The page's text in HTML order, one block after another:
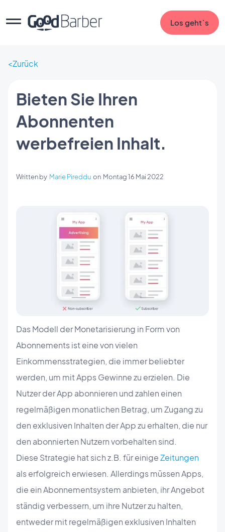
Los geht`s
Zurück
Bieten Sie Ihren
Abonnenten
werbefreien Inhalt.
Written by Marie Pireddu on Montag 16 Mai 2022
Das Modell der Monetarisierung in Form von
Abonnements ist eine von vielen
Einkommensstrategien, die immer beliebter
werden, um mit Apps Gewinne zu erzielen. Die
Nutzer der App abonnieren und zahlen einen
regelmäßigen monatlichen Betrag, um Zugang zu
den exklusiven Inhalten der App zu erhalten, die nur
den abonnierten Nutzern vorbehalten sind.
Diese Strategie hat sich z.B. für einigeZeitungen
als erfolgreich erwiesen. Allerdings müssen Apps,
die ein Abonnementsystem anbieten, ihr Angebot
ständig verbessern, um ihre Nutzer zu halten,
entweder mit regelmäßigen exklusiven Inhalten